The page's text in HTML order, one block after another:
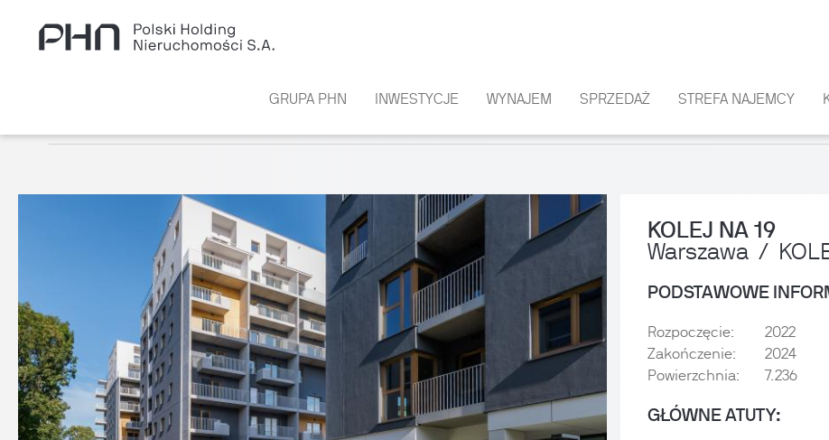
GRUPA PHN INWESTYCJE WYNAJEM SPRZEDAŻ STREFA NAJEMCY
KOLEJ NA 19
Warszawa
PODSTAWOWE
Rozpoczęcie:
2022
Zakończenie:
2024
Powierzchnia:
7.236
GŁÓWNE ATUTY: